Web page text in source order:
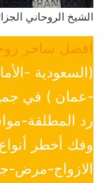
الشيخ الروحاني
افضل ساحر
(السعودية -
-عمان ) في
رد المطلقة-
وفك أخطر
الازواج-مرض-